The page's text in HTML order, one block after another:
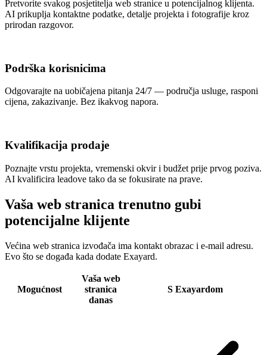
Pretvorite svakog posjetitelja web stranice u potencijalnog klijenta.
AI prikuplja kontaktne podatke, detalje projekta i fotografije kroz
prirodan razgovor.
Podrška korisnicima
Odgovarajte na uobičajena pitanja 24/7 — područja usluge, rasponi
cijena, zakazivanje. Bez ikakvog napora.
Kvalifikacija prodaje
Poznajte vrstu projekta, vremenski okvir i budžet prije prvog poziva.
AI kvalificira leadove tako da se fokusirate na prave.
Vaša web stranica trenutno gubi
potencijalne klijente
Većina web stranica izvođača ima kontakt obrazac i e-mail adresu.
Evo što se događa kada dodate Exayard.
Mogućnost
Vaša web
stranica
danas
S Exayardom